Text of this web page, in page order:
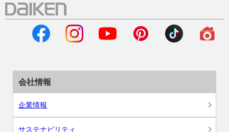
会社情報
企業情報
サステナビリティ